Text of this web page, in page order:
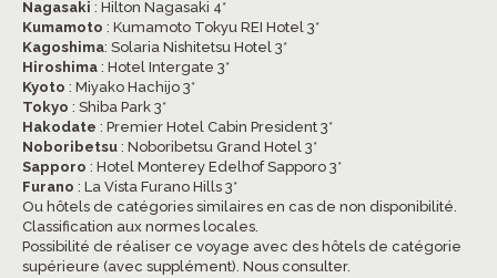
Nagasaki : Hilton Nagasaki 4*
Kumamoto : Kumamoto Tokyu REI Hotel 3*
Kagoshima: Solaria Nishitetsu Hotel 3*
Hiroshima : Hotel Intergate 3*
Kyoto : Miyako Hachijo 3*
Tokyo : Shiba Park 3*
Hakodate : Premier Hotel Cabin President 3*
Noboribetsu : Noboribetsu Grand Hotel 3*
Sapporo : Hotel Monterey Edelhof Sapporo 3*
Furano : La Vista Furano Hills 3*
Ou hôtels de catégories similaires en cas de non disponibilité.
Classification aux normes locales.
Possibilité de réaliser ce voyage avec des hôtels de catégorie
supérieure (avec supplément). Nous consulter.